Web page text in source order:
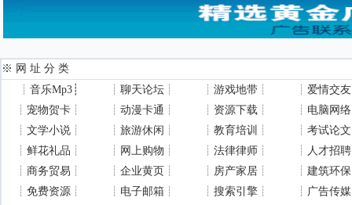
※ 网 址 分 类
┊ 音乐Mp3 ┊ ┊ 聊天论坛 ┊ ┊ 游戏地带 ┊ ┊ 爱情交友
┊ 宠物贺卡 ┊ ┊ 动漫卡通 ┊ ┊ 资源下载 ┊ ┊ 电脑网络
┊ 文学小说 ┊ ┊ 旅游休闲 ┊ ┊ 教育培训 ┊ ┊ 考试论文
┊ 鲜花礼品 ┊ ┊ 网上购物 ┊ ┊ 法律律师 ┊ ┊ 人才招聘
┊ 商务贸易 ┊ ┊ 企业黄页 ┊ ┊ 房产家居 ┊ ┊ 建筑环保
┊ 免费资源 ┊ ┊ 电子邮箱 ┊ ┊ 搜索引擎 ┊ ┊ 广告传媒